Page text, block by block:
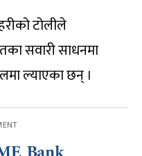
टोलीले
सवारी साधनमा
ल्याएका छन् ।